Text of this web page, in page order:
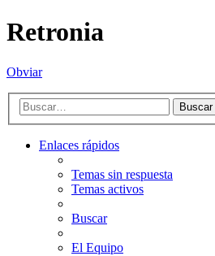
Retronia
Obviar
Buscar
Enlaces rápidos
Temas sin respuesta
Temas activos
Buscar
El Equipo